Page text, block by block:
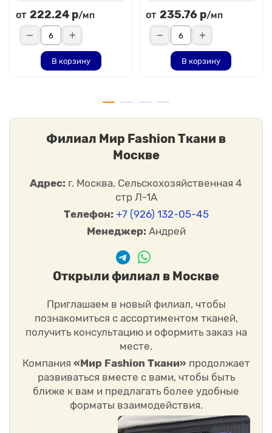
от 222.24 р/мп
В корзину
от 235.76 р/мп
В корзину
Филиал Мир Fashion Ткани в
Москве
Адрес: г. Москва, Сельскохозяйственная 4
стр Л-1А
Телефон: +7 (926) 132-05-45
Менеджер: Андрей
Открыли филиал в Москве
Приглашаем в новый филиал, чтобы
познакомиться с ассортиментом тканей,
получить консультацию и оформить заказ на
месте.
Компания «Мир Fashion Ткани» продолжает
развиваться вместе с вами, чтобы быть
ближе к вам и предлагать более удобные
форматы взаимодействия.